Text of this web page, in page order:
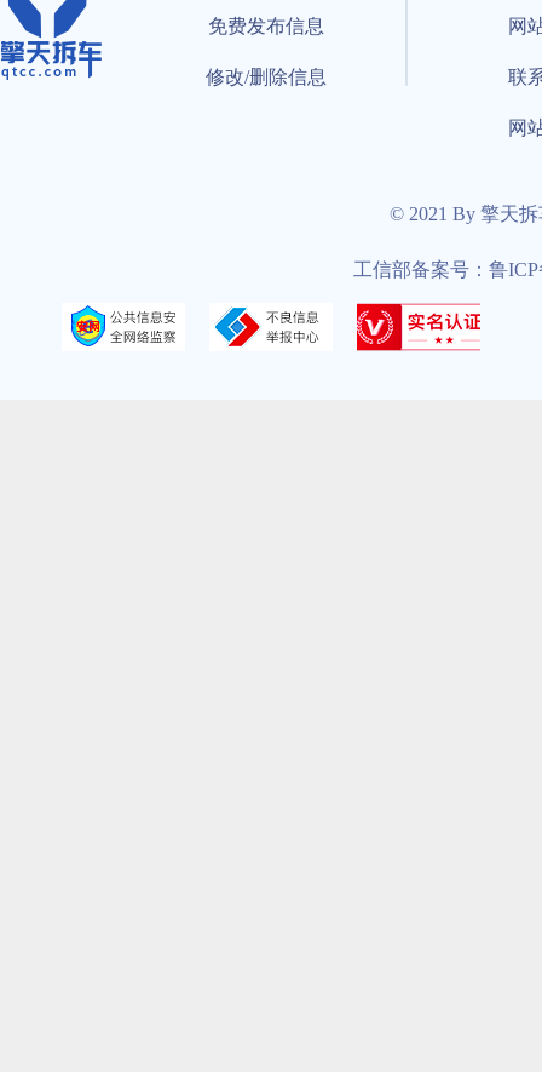
免费发布信息
修改/删除信息
网
联
网
© 2021 By 擎天
工信部备案号：鲁